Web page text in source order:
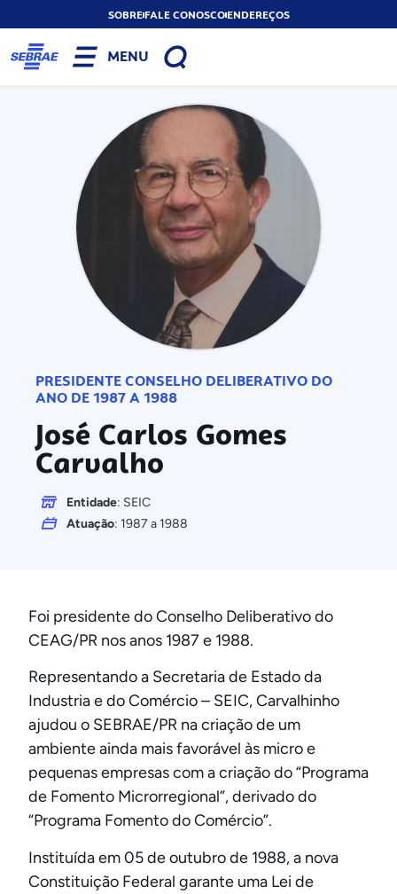
SOBREFALE CONOSCOENDEREÇOS
MENU
PRESIDENTE CONSELHO DELIBERATIVO DO
ANO DE 1987 A 1988
José Carlos Gomes
Carvalho
Entidade: SEIC
Atuação: 1987 a 1988
Foi presidente do Conselho Deliberativo do
CEAG/PR nos anos 1987 e 1988.
Representando a Secretaria de Estado da
Industria e do Comércio – SEIC, Carvalhinho
ajudou o SEBRAE/PR na criação de um
ambiente ainda mais favorável às micro e
pequenas empresas com a criação do “Programa
de Fomento Microrregional”, derivado do
“Programa Fomento do Comércio”.
Instituída em 05 de outubro de 1988, a nova
Constituição Federal garante uma Lei de